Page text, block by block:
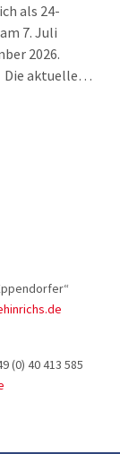
als 24-
7. Juli
2026.
Die aktuelle…
(0) 40 413 585